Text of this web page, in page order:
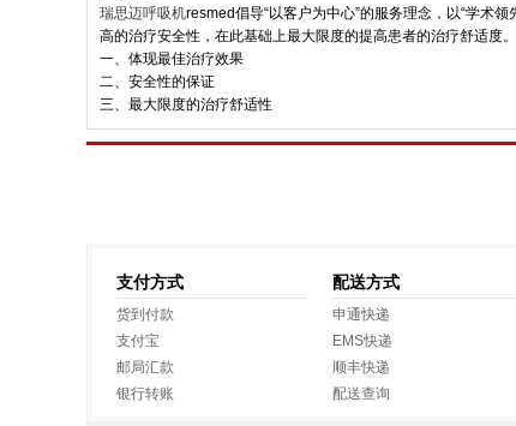
瑞思迈呼吸机resmed倡导“以客户为中心”的服务理念，以“学术
高的治疗安全性，在此基础上最大限度的提高患者的治疗舒适度。
一、体现最佳治疗效果
二、安全性的保证
三、最大限度的治疗舒适性
支付方式
货到付款
支付宝
邮局汇款
银行转账
配送方式
申通快递
EMS快递
顺丰快递
配送查询